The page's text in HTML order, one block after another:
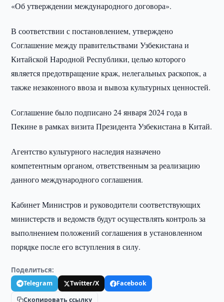
«Об утверждении международного договора».
В соответствии с постановлением, утверждено
Соглашение между правительствами Узбекистана и
Китайской Народной Республики, целью которого
является предотвращение краж, нелегальных раскопок, а
также незаконного ввоза и вывоза культурных ценностей.
Соглашение было подписано 24 января 2024 года в
Пекине в рамках визита Президента Узбекистана в Китай.
Агентство культурного наследия назначено
компетентным органом, ответственным за реализацию
данного международного соглашения.
Кабинет Министров и руководители соответствующих
министерств и ведомств будут осуществлять контроль за
выполнением положений соглашения в установленном
порядке после его вступления в силу.
Поделиться:
Telegram Twitter/X
Facebook
Скопировать ссылку